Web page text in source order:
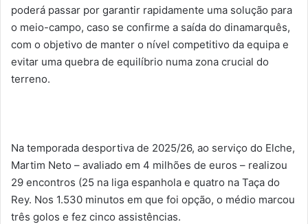
poderá passar por garantir rapidamente uma solução para
o meio-campo, caso se confirme a saída do dinamarquês,
com o objetivo de manter o nível competitivo da equipa e
evitar uma quebra de equilíbrio numa zona crucial do
terreno.
Na temporada desportiva de 2025/26, ao serviço do Elche,
Martim Neto – avaliado em 4 milhões de euros – realizou
29 encontros (25 na liga espanhola e quatro na Taça do
Rey. Nos 1.530 minutos em que foi opção, o médio marcou
três golos e fez cinco assistências.